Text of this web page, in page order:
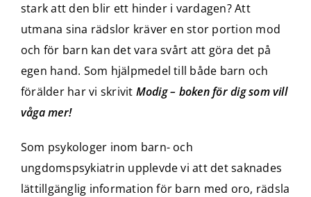
stark att den blir ett hinder i vardagen? Att
utmana sina rädslor kräver en stor portion mod
och för barn kan det vara svårt att göra det på
egen hand. Som hjälpmedel till både barn och
förälder har vi skrivit Modig – boken för dig som vill
våga mer!
Som psykologer inom barn- och
ungdomspsykiatrin upplevde vi att det saknades
lättillgänglig information för barn med oro, rädsla